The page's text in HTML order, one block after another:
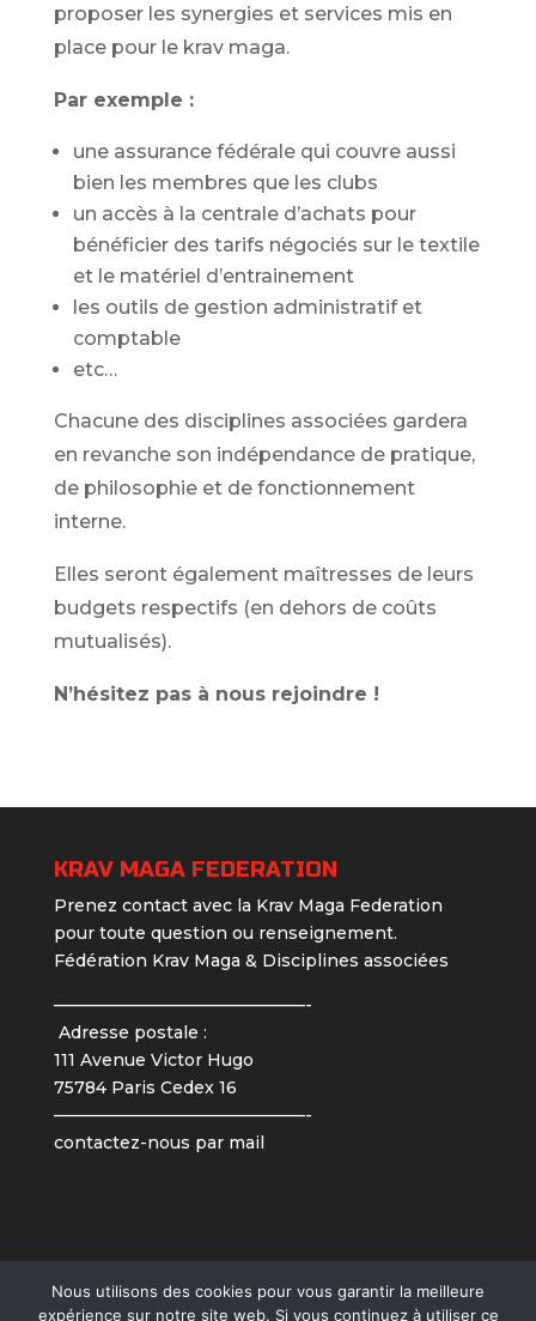
proposer les synergies et services mis en
place pour le krav maga.
Par exemple :
une assurance fédérale qui couvre aussi
bien les membres que les clubs
un accès à la centrale d’achats pour
bénéficier des tarifs négociés sur le textile
et le matériel d’entrainement
les outils de gestion administratif et
comptable
etc…
Chacune des disciplines associées gardera
en revanche son indépendance de pratique,
de philosophie et de fonctionnement
interne.
Elles seront également maîtresses de leurs
budgets respectifs (en dehors de coûts
mutualisés).
N’hésitez pas à nous rejoindre !
KRAV MAGA FEDERATION
Prenez contact avec la Krav Maga Federation
pour toute question ou renseignement.
Fédération Krav Maga & Disciplines associées
———————————————-
Adresse postale :
111 Avenue Victor Hugo
75784 Paris Cedex 16
———————————————-
contactez-nous par mail
Nous utilisons des cookies pour vous garantir la meilleure
expérience sur notre site web. Si vous continuez à utiliser ce